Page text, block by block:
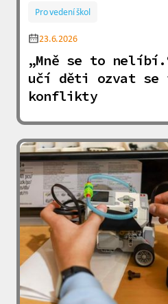
Pro vedení škol
23.6.2026
„Mně se to
učí děti ozvat
konflikty